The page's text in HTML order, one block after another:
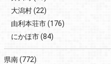
大潟村(22)
由利本荘市(176)
にかほ市(84)
県南(772)